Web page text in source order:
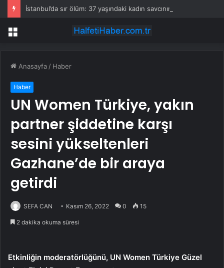
Menü
Anasayfa / Haber
Haber
UN Women Türkiye, yakın
partner şiddetine karşı
sesini yükseltenleri
Gazhane’de bir araya
getirdi
SEFA CAN Kasım 26, 2022 0 15
2 dakika okuma süresi
Etkinliğin moderatörlüğünü, UN Women Türkiye Güzel